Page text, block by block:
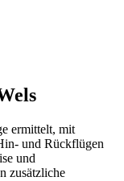
ermittelt, mit
und Rückflügen
und
zusätzliche